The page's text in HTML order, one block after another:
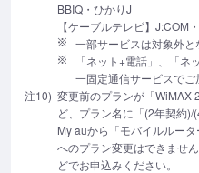
BBIQ・ひかりJ
【ケーブルテレビ】J:COM
一部サービスは対象外と
「ネット+電話」、「
一固定通信サービスでご
注10) 変更前のプランが「WiMAX
ど、プラン名に「(2年契約)/
My auから「モバイルルー
へのプラン変更はできませ
どでお申込みください。